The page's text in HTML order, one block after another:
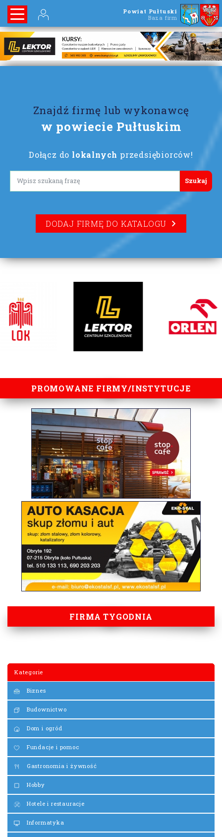
Powiat Pułtuski
Baza firm
Znajdź firmę lub wykonawcę
w powiecie Pułtuskim
Dołącz do lokalnych przedsiębiorców!
Lorem ipsum
DODAJ FIRMĘ DO KATALOGU
lorem ipsum
PROMOWANE FIRMY/INSTYTUCJE
FIRMA TYGODNIA
Kategorie
Biznes
Budownictwo
Dom i ogród
Fundacje i pomoc
Gastronomia i żywność
Hobby
Hotele i restauracje
Informatyka